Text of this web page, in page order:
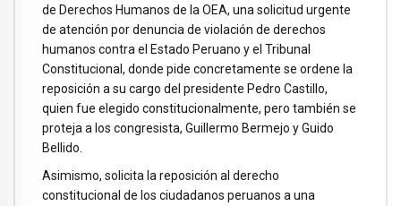
de Derechos Humanos de la OEA, una solicitud urgente
de atención por denuncia de violación de derechos
humanos contra el Estado Peruano y el Tribunal
Constitucional, donde pide concretamente se ordene la
reposición a su cargo del presidente Pedro Castillo,
quien fue elegido constitucionalmente, pero también se
proteja a los congresista, Guillermo Bermejo y Guido
Bellido.
Asimismo, solicita la reposición al derecho
constitucional de los ciudadanos peruanos a una